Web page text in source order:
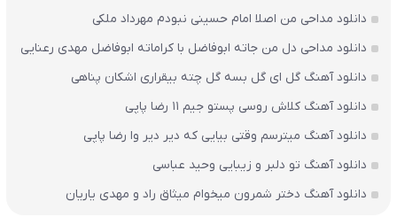
دانلود مداحی من اصلا امام حسینی نبودم مهرداد ملکی
دانلود مداحی دل من جاته ابوفاضل با کراماته ابوفاضل مهدی رعنایی
دانلود آهنگ گل ای گل بسه گل چته بیقراری اشکان پناهی
دانلود آهنگ کلاش روسی پستو جیم ۱۱ رضا پاپی
دانلود آهنگ میترسم وقتی بیایی که دیر دیر وا رضا پاپی
دانلود آهنگ تو دلبر و زیبایی وحید عباسی
دانلود آهنگ دختر شمرون میخوام میثاق راد و مهدی یاریان